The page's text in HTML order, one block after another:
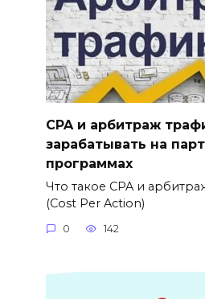
CPA и арбитраж
зарабатывать на
программах
Что такое CPA и
(Cost Per Action)
0 142